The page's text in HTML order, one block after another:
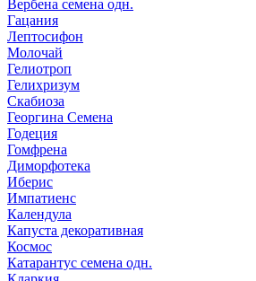
Вербена семена одн.
Гацания
Лептосифон
Молочай
Гелиотроп
Гелихризум
Скабиоза
Георгина Семена
Годеция
Гомфрена
Диморфотека
Иберис
Импатиенс
Календула
Капуста декоративная
Космос
Катарантус семена одн.